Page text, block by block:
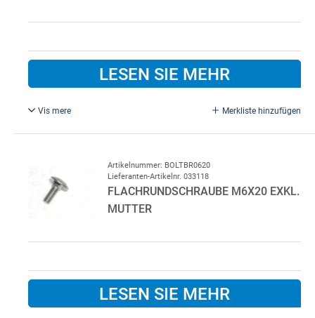
LESEN SIE MEHR
Vis mere Merkliste hinzufügen
Artikelnummer: BOLTBR0620
Lieferanten-Artikelnr. 033118
FLACHRUNDSCHRAUBE M6X20 EXKL.
MUTTER
LESEN SIE MEHR